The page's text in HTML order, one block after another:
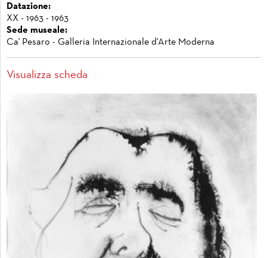
Datazione:
XX - 1963 - 1963
Sede museale:
Ca' Pesaro - Galleria Internazionale d'Arte Moderna
Visualizza scheda